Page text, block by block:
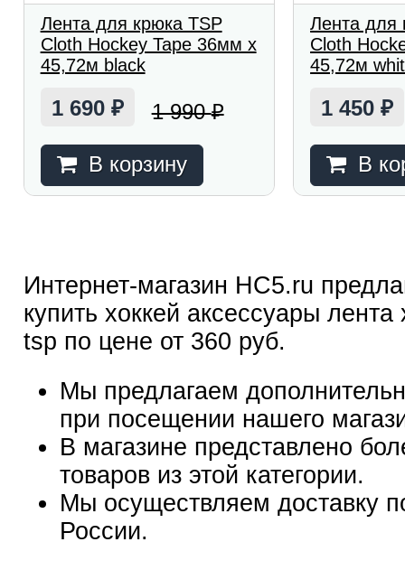
Лента для крюка TSP
Cloth Hockey Tape 36мм x
45,72м black
1 690 ₽ 1 990₽
В корзину
Лента для
Cloth
45,72м
1 450₽
В
Интернет-магазин HC5.ru
купить хоккей аксессуары лента
tsp по цене от 360 руб.
Мы предлагаем
при посещении нашего
В магазине представлено
товаров из этой категории.
Мы осуществляем доставку
России.